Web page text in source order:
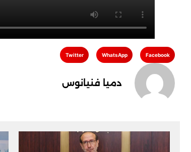
Facebook
WhatsApp
Twitter
دميا فنيانوس